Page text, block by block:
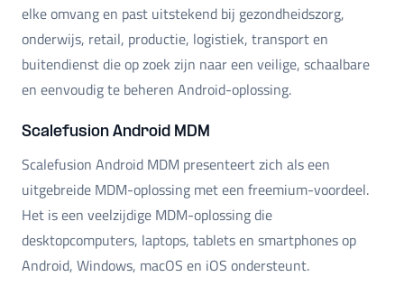
elke omvang en past uitstekend bij gezondheidszorg,
onderwijs, retail, productie, logistiek, transport en
buitendienst die op zoek zijn naar een veilige, schaalbare
en eenvoudig te beheren Android-oplossing.
Scalefusion Android MDM
Scalefusion Android MDM presenteert zich als een
uitgebreide MDM-oplossing met een freemium-voordeel.
Het is een veelzijdige MDM-oplossing die
desktopcomputers, laptops, tablets en smartphones op
Android, Windows, macOS en iOS ondersteunt.